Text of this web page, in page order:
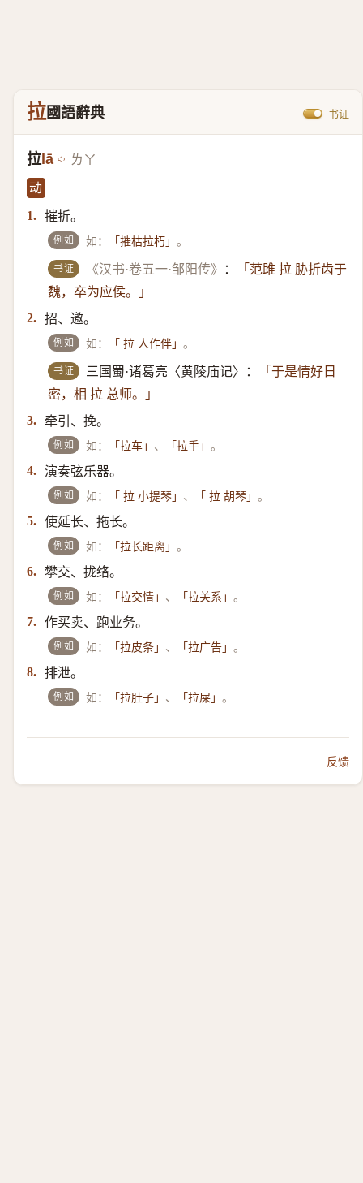
拉國語辭典 书证
拉lā ㄌㄚ
动
1. 摧折。
例如 如： 「摧枯拉朽」。
书证 《汉书·卷五一·邹阳传》 ：
「范雎 拉 胁折齿于
魏，卒为应侯。」
2. 招、邀。
例如 如： 「 拉 人作伴」。
书证 三国蜀·诸葛亮〈黄陵庙记〉：
「于是情好日
密，相 拉 总师。」
3. 牵引、挽。
例如 如： 「拉车」 、 「拉手」。
4. 演奏弦乐器。
例如 如： 「 拉 小提琴」 、 「 拉 胡琴」。
5. 使延长、拖长。
例如 如： 「拉长距离」。
6. 攀交、拢络。
例如 如： 「拉交情」 、 「拉关系」。
7. 作买卖、跑业务。
例如 如： 「拉皮条」 、 「拉广告」。
8. 排泄。
例如 如： 「拉肚子」 、 「拉屎」。
反馈